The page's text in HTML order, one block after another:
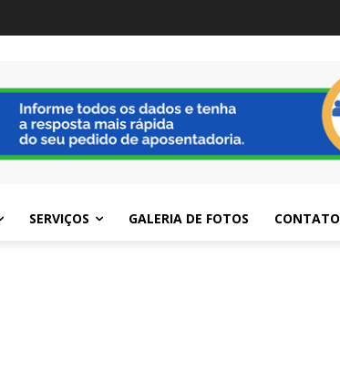
SERVIÇOS GALERIA DE FOTOS CONTATO